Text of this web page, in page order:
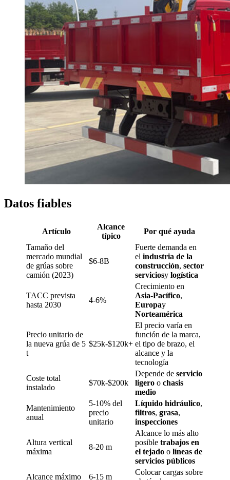
Datos fiables
Artículo
Alcance
típico
Por qué ayuda
Tamaño del
mercado mundial
de grúas sobre
camión (2023)
$6-8B
Fuerte demanda en
el industria de la
construcción, sector
serviciosy logística
TACC prevista
hasta 2030
4-6%
Crecimiento en
Asia-Pacífico,
Europay
Norteamérica
Precio unitario de
la nueva grúa de 5
t
$25k-$120k+
El precio varía en
función de la marca,
el tipo de brazo, el
alcance y la
tecnología
Coste total
instalado
$70k-$200k
Depende de servicio
ligero o chasis
medio
Mantenimiento
anual
5-10% del
precio
unitario
Líquido hidráulico,
filtros, grasa,
inspecciones
Altura vertical
máxima
8-20 m
Alcance lo más alto
posible trabajos en
el tejado o líneas de
servicios públicos
Alcance máximo
6-15 m
Colocar cargas sobre